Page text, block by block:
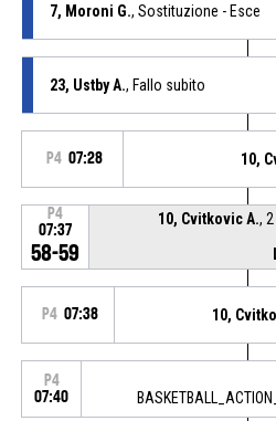
7, Moroni G., Sostituzione - Esce
23, Ustby A., Fallo subito
P4 07:28 10,
P4
07:37
58-59
10, Cvitkovic A.,
P4 07:38 10,
P4
07:40